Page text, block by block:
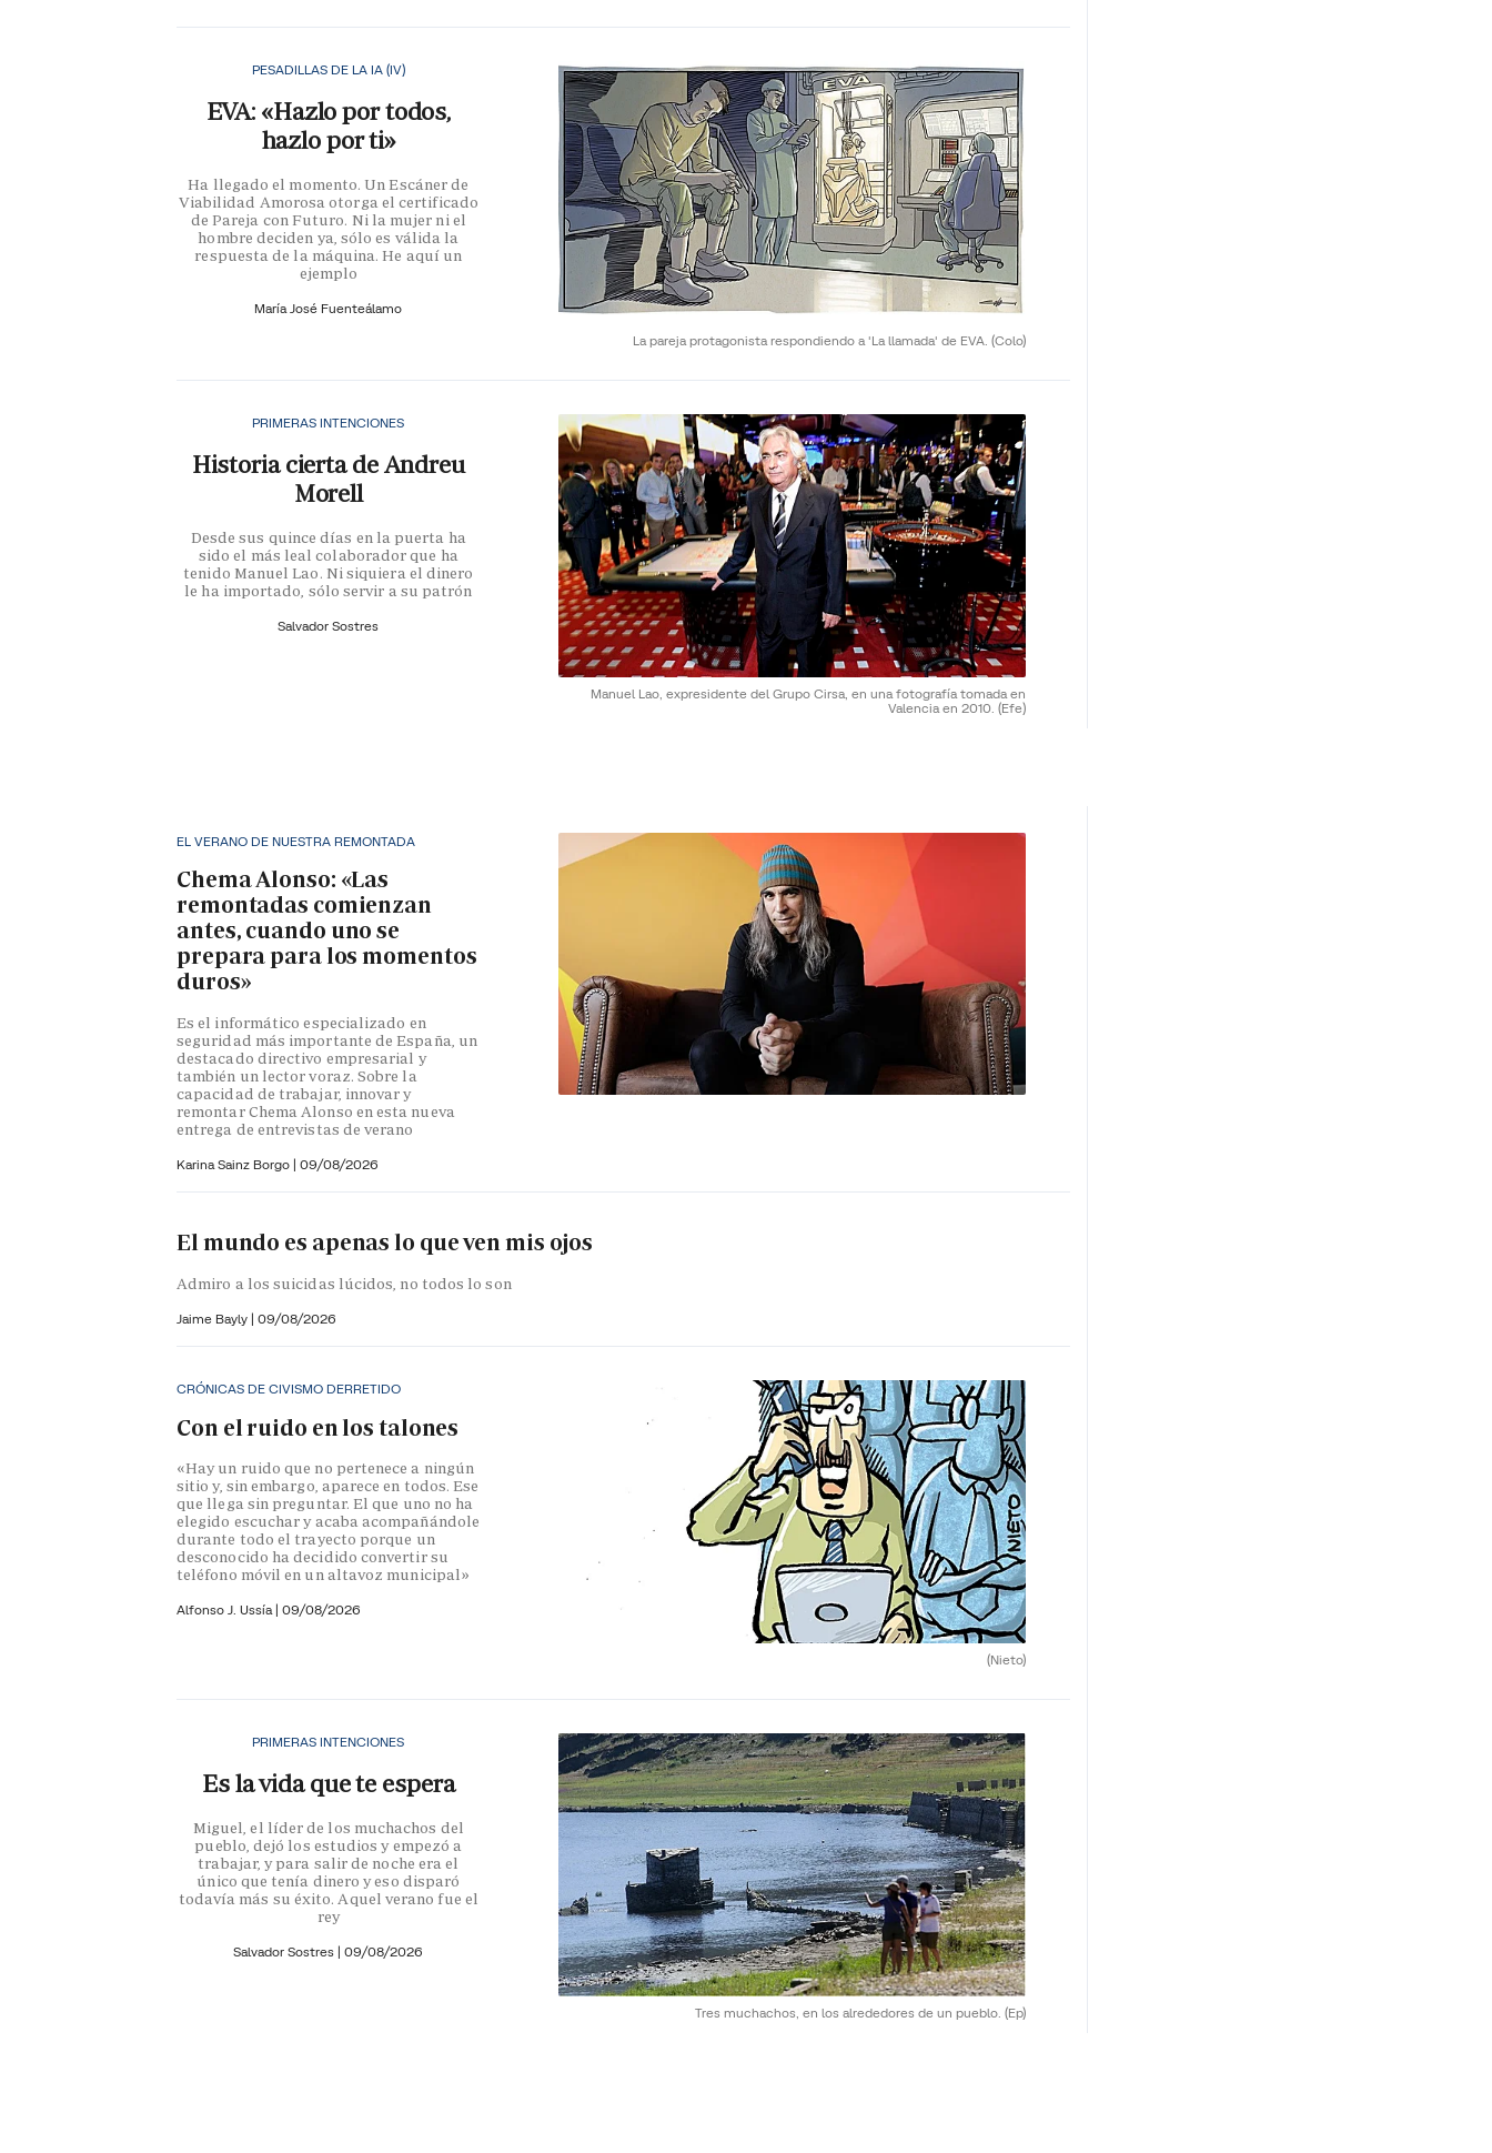
La pareja protagonista respondiendo a 'La llamada' de EVA. (Colo)
PESADILLAS DE LA IA (IV)
EVA: «Hazlo por todos,
hazlo por ti»
Ha llegado el momento. Un Escáner de
Viabilidad Amorosa otorga el certificado
de Pareja con Futuro. Ni la mujer ni el
hombre deciden ya, sólo es válida la
respuesta de la máquina. He aquí un
ejemplo
María José Fuenteálamo
Manuel Lao, expresidente del Grupo Cirsa, en una fotografía tomada en
Valencia en 2010. (Efe)
PRIMERAS INTENCIONES
Historia cierta de Andreu
Morell
Desde sus quince días en la puerta ha
sido el más leal colaborador que ha
tenido Manuel Lao. Ni siquiera el dinero
le ha importado, sólo servir a su patrón
Salvador Sostres
EL VERANO DE NUESTRA REMONTADA
Chema Alonso: «Las
remontadas comienzan
antes, cuando uno se
prepara para los momentos
duros»
Es el informático especializado en
seguridad más importante de España, un
destacado directivo empresarial y
también un lector voraz. Sobre la
capacidad de trabajar, innovar y
remontar Chema Alonso en esta nueva
entrega de entrevistas de verano
Karina Sainz Borgo | 09/08/2026
El mundo es apenas lo que ven mis ojos
Admiro a los suicidas lúcidos, no todos lo son
Jaime Bayly | 09/08/2026
(Nieto)
CRÓNICAS DE CIVISMO DERRETIDO
Con el ruido en los talones
«Hay un ruido que no pertenece a ningún
sitio y, sin embargo, aparece en todos. Ese
que llega sin preguntar. El que uno no ha
elegido escuchar y acaba acompañándole
durante todo el trayecto porque un
desconocido ha decidido convertir su
teléfono móvil en un altavoz municipal»
Alfonso J. Ussía | 09/08/2026
Tres muchachos, en los alrededores de un pueblo. (Ep)
PRIMERAS INTENCIONES
Es la vida que te espera
Miguel, el líder de los muchachos del
pueblo, dejó los estudios y empezó a
trabajar, y para salir de noche era el
único que tenía dinero y eso disparó
todavía más su éxito. Aquel verano fue el
rey
Salvador Sostres |09/08/2026